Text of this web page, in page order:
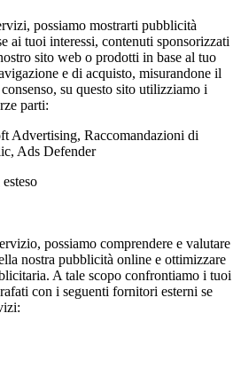
possiamo mostrarti pubblicità
ai tuoi interessi, contenuti sponsorizzati
sito web o prodotti in base al tuo
e di acquisto, misurandone il
su questo sito utilizziamo i
parti:
Advertising, Raccomandazioni di
Ads Defender
possiamo comprendere e valutare
nostra pubblicità online e ottimizzare
A tale scopo confrontiamo i tuoi
con i seguenti fornitori esterni se